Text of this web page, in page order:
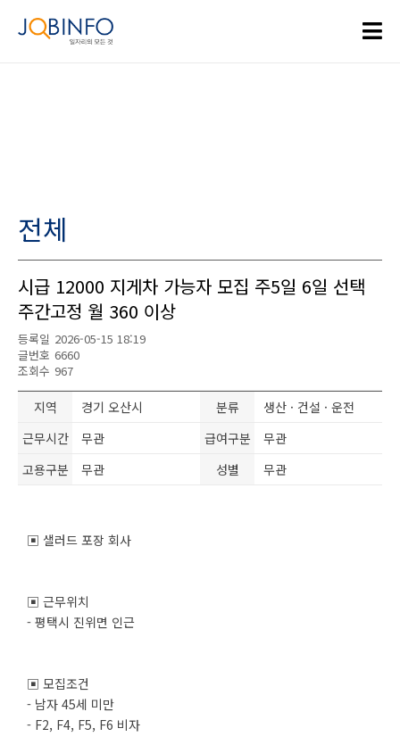
전체
시급 12000 지게차 가능자 모집 주5일 6일 선택
주간고정 월 360 이상
등록일 2026-05-15 18:19
글번호 6660
조회수 967
지역 경기 오산시 분류
생산 · 건설 · 운전
근무시간
무관 급여구분
무관
고용구분
무관 성별 무관
▣ 샐러드 포장 회사
▣ 근무위치
- 평택시 진위면 인근
▣ 모집조건
- 남자 45세 미만
- F2, F4, F5, F6 비자